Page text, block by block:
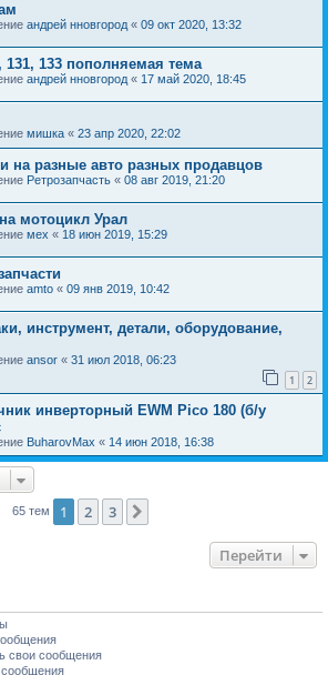
андрей нновгород « 09 окт 2020, 13:32
131, 133 пополняемая тема
андрей нновгород « 17 май 2020, 18:45
мишка « 23 апр 2020, 22:02
на разные авто разных продавцов
Ретрозапчасть « 08 авг 2019, 21:20
мотоцикл Урал
мех « 18 июн 2019, 15:29
amto « 09 янв 2019, 10:42
инструмент, детали, оборудование,
ansor « 31 июл 2018, 06:23
1 2
инверторный EWM Pico 180 (б/у
BuharovMax « 14 июн 2018, 16:38
65 тем 1 2 3
Перейти
свои сообщения
сообщения